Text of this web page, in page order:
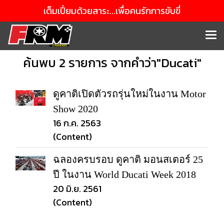
เต็มเปี่ยมด้วยสาระ...เพื่อคนรักการขับขี่
ค้นพบ 2 รายการ จากคำว่า"Ducati"
ดูคาติเปิดตัวรถรุ่นใหม่ในงาน Motor
Show 2020
16 ก.ค. 2563
(Content)
ฉลองครบรอบ ดูคาติ มอนสเตอร์ 25
ปี ในงาน World Ducati Week 2018
20 มิ.ย. 2561
(Content)